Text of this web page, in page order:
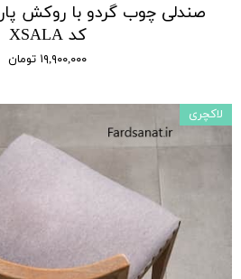
کد XSALA
۱۹,۹۰۰,۰۰۰ تومان
لاکچری